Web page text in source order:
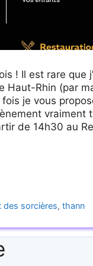
! Il est rare que
Haut-Rhin (par
je vous
vraiment
de 14h30 au
des sorcières, thann